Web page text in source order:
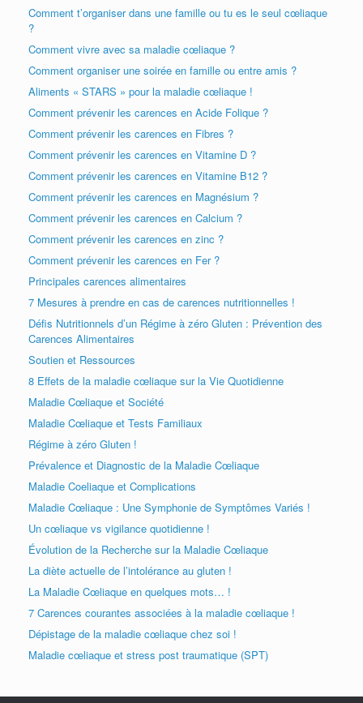
Comment t’organiser dans une famille ou tu es le seul cœliaque
?
Comment vivre avec sa maladie cœliaque ?
Comment organiser une soirée en famille ou entre amis ?
Aliments « STARS » pour la maladie cœliaque !
Comment prévenir les carences en Acide Folique ?
Comment prévenir les carences en Fibres ?
Comment prévenir les carences en Vitamine D ?
Comment prévenir les carences en Vitamine B12 ?
Comment prévenir les carences en Magnésium ?
Comment prévenir les carences en Calcium ?
Comment prévenir les carences en zinc ?
Comment prévenir les carences en Fer ?
Principales carences alimentaires
7 Mesures à prendre en cas de carences nutritionnelles !
Défis Nutritionnels d’un Régime à zéro Gluten : Prévention des
Carences Alimentaires
Soutien et Ressources
8 Effets de la maladie cœliaque sur la Vie Quotidienne
Maladie Cœliaque et Société
Maladie Cœliaque et Tests Familiaux
Régime à zéro Gluten !
Prévalence et Diagnostic de la Maladie Cœliaque
Maladie Coeliaque et Complications
Maladie Cœliaque : Une Symphonie de Symptômes Variés !
Un cœliaque vs vigilance quotidienne !
Évolution de la Recherche sur la Maladie Cœliaque
La diète actuelle de l’intolérance au gluten !
La Maladie Cœliaque en quelques mots… !
7 Carences courantes associées à la maladie cœliaque !
Dépistage de la maladie cœliaque chez soi !
Maladie cœliaque et stress post traumatique (SPT)